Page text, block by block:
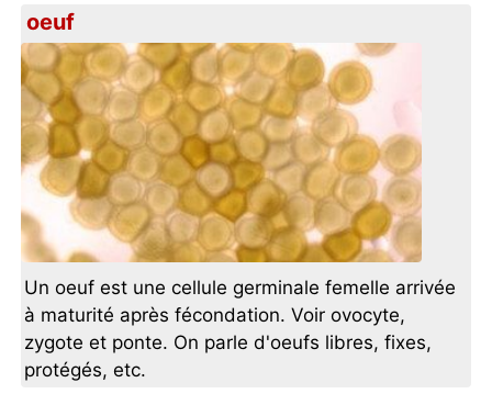
oeuf
Un oeuf est une cellule germinale femelle arrivée
à maturité après fécondation. Voir ovocyte,
zygote et ponte. On parle d'oeufs libres, fixes,
protégés, etc.